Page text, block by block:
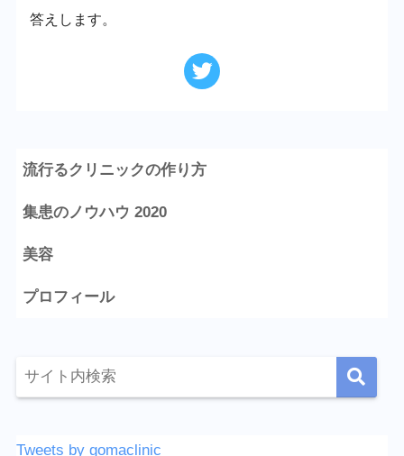
答えします。
流行るクリニックの作り方
集患のノウハウ 2020
美容
プロフィール
Tweets by gomaclinic